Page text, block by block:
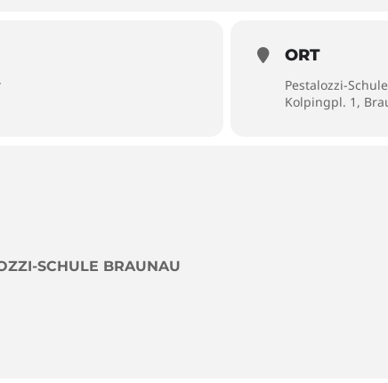
ORT
Pestalozzi-Schule
Kolpingpl. 1,
SCHULE BRAUNAU